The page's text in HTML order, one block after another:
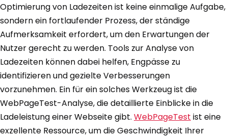
Optimierung von Ladezeiten ist keine einmalige Aufgabe,
sondern ein fortlaufender Prozess, der ständige
Aufmerksamkeit erfordert, um den Erwartungen der
Nutzer gerecht zu werden. Tools zur Analyse von
Ladezeiten können dabei helfen, Engpässe zu
identifizieren und gezielte Verbesserungen
vorzunehmen. Ein für ein solches Werkzeug ist die
WebPageTest-Analyse, die detaillierte Einblicke in die
Ladeleistung einer Webseite gibt. WebPageTest ist eine
exzellente Ressource, um die Geschwindigkeit Ihrer